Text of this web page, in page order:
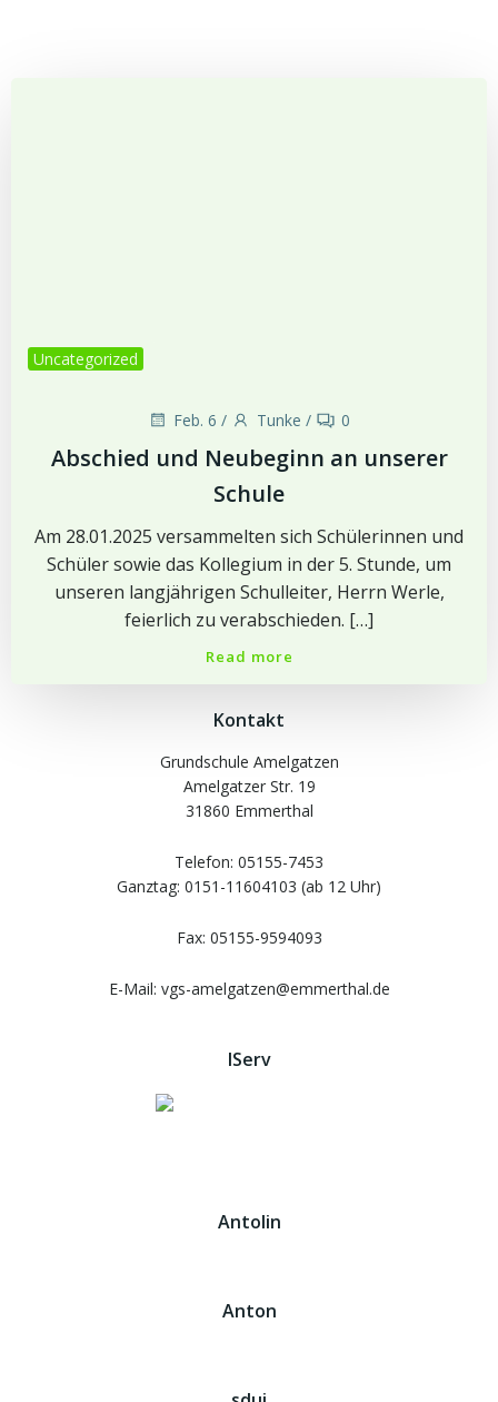
Uncategorized
Feb. 6 / Tunke / 0
Abschied und Neubeginn an unserer
Schule
Am 28.01.2025 versammelten sich Schülerinnen und
Schüler sowie das Kollegium in der 5. Stunde, um
unseren langjährigen Schulleiter, Herrn Werle,
feierlich zu verabschieden. […]
Read more
Kontakt
Grundschule Amelgatzen
Amelgatzer Str. 19
31860 Emmerthal
Telefon: 05155-7453
Ganztag: 0151-11604103 (ab 12 Uhr)
Fax: 05155-9594093
E-Mail: vgs-amelgatzen@emmerthal.de
IServ
Antolin
Anton